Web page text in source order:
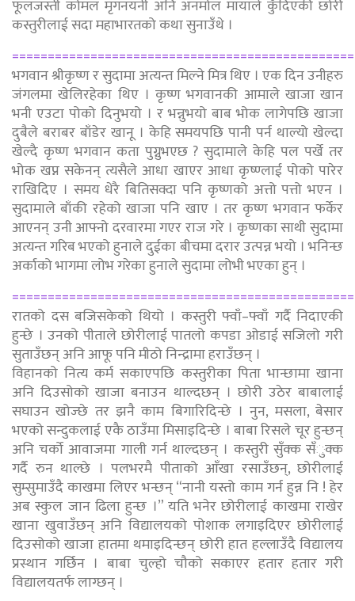
फूलजस्ती कोमल मृगनयनी अनि अनमोल मायाले कुँदिएकी छोरी
कस्तुरीलाई सदा महाभारतको कथा सुनाउँथे ।
भगवान श्रीकृष्ण र सुदामा अत्यन्त मिल्ने मित्र थिए । एक दिन उनीहरु
जंगलमा खेलिरहेका थिए । कृष्ण भगवानकी आमाले खाजा खान
भनी एउटा पोको दिनुभयो । र भन्नुभयो बाब भोक लागेपछि खाजा
दुबैले बराबर बाँडेर खानू । केहि समयपछि पानी पर्न थाल्यो खेल्दा
खेल्दै कृष्ण भगवान कता पुग्नुभएछ ? सुदामाले केहि पल पर्खे तर
भोक खप्न सकेनन् त्यसैले आधा खाएर आधा कृष्ण्लाई पोको पारेर
राखिदिए । समय धेरै बितिसक्दा पनि कृष्णको अत्तो पत्तो भएन ।
सुदामाले बाँकी रहेको खाजा पनि खाए । तर कृष्ण भगवान फर्केर
आएनन् उनी आफ्नो दरवारमा गएर राज गरे । कृष्णका साथी सुदामा
अत्यन्त गरिब भएको हुनाले दुईका बीचमा दरार उत्पन्न भयो । भनिन्छ
अर्काको भागमा लोभ गरेका हुनाले सुदामा लोभी भएका हुन् ।
रातको दस बजिसकेको थियो । कस्तुरी फ्वाँ–फ्वाँ गर्दै निदाएकी
हुन्छे । उनको पीताले छोरीलाई पातलो कपडा ओडाई सजिलो गरी
सुताउँछन् अनि आफू पनि मीठो निन्द्रामा हराउँछन् ।
विहानको नित्य कर्म सकाएपछि कस्तुरीका पिता भान्छामा खाना
अनि दिउसोको खाजा बनाउन थाल्दछन् । छोरी उठेर बाबालाई
सघाउन खोज्छे तर झनै काम बिगारिदिन्छे । नुन, मसला, बेसार
भएको सन्दुकलाई एकै ठाउँमा मिसाइदिन्छे । बाबा रिसले चूर हुन्छन्
अनि चर्को आवाजमा गाली गर्न थाल्दछन् । कस्तुरी सुँक्क सँुक्क
गर्दै रुन थाल्छे । पलभरमै पीताको आँखा रसाउँछन्, छोरीलाई
सुम्सुमाउँदै काखमा लिएर भन्छन् “नानी यस्तो काम गर्न हुन्न नि ! हेर
अब स्कुल जान ढिला हुन्छ ।” यति भनेर छोरीलाई काखमा राखेर
खाना खुवाउँछन् अनि विद्यालयको पोशाक लगाइदिएर छोरीलाई
दिउसोको खाजा हातमा थमाइदिन्छन् छोरी हात हल्लाउँदै विद्यालय
प्रस्थान गर्छिन । बाबा चुल्हो चौको सकाएर हतार हतार गरी
विद्यालयतर्फ लाग्छन् ।